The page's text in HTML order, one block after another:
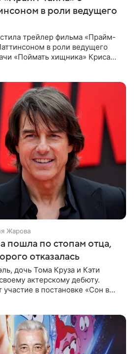
в роли ведущего
трейлер фильма «Прайм-
в роли ведущего
«Поймать хищника» Криса
Жарова
пошла по стопам отца,
отказалась
дочь Тома Круза и Кэти
актерскому дебюту.
в постановке «Сон в